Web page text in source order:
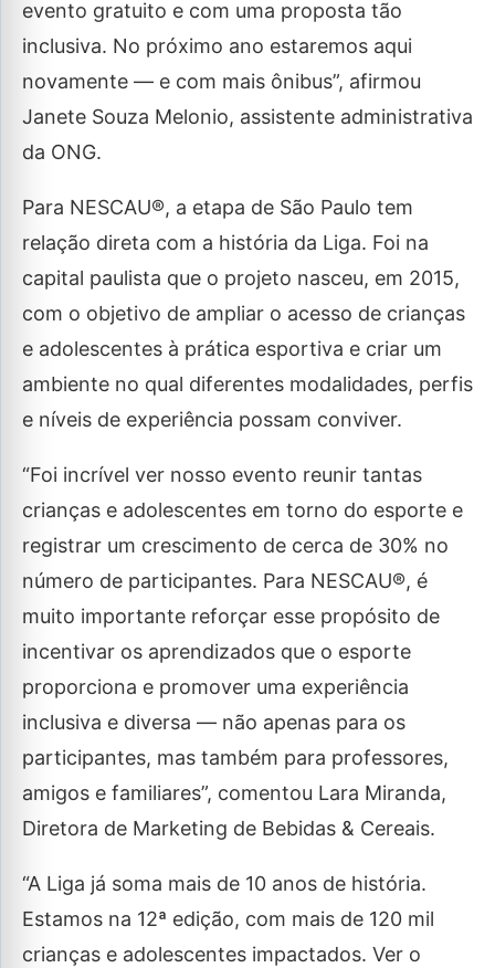
evento gratuito e com uma proposta tão
inclusiva. No próximo ano estaremos aqui
novamente — e com mais ônibus”, afirmou
Janete Souza Melonio, assistente administrativa
da ONG.
Para NESCAU®, a etapa de São Paulo tem
relação direta com a história da Liga. Foi na
capital paulista que o projeto nasceu, em 2015,
com o objetivo de ampliar o acesso de crianças
e adolescentes à prática esportiva e criar um
ambiente no qual diferentes modalidades, perfis
e níveis de experiência possam conviver.
“Foi incrível ver nosso evento reunir tantas
crianças e adolescentes em torno do esporte e
registrar um crescimento de cerca de 30% no
número de participantes. Para NESCAU®, é
muito importante reforçar esse propósito de
incentivar os aprendizados que o esporte
proporciona e promover uma experiência
inclusiva e diversa — não apenas para os
participantes, mas também para professores,
amigos e familiares”, comentou Lara Miranda,
Diretora de Marketing de Bebidas & Cereais.
“A Liga já soma mais de 10 anos de história.
Estamos na 12ª edição, com mais de 120 mil
crianças e adolescentes impactados. Ver o